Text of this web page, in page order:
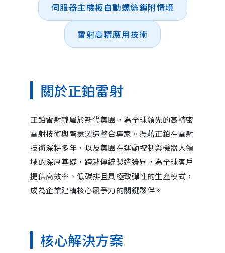
伺服器主機板自動螺絲鎖附情境
雷射高精應用技術
關於正鉑雷射
正鉑雷射隸屬於新代集團，為全球領先的高精密
雷射技術與智慧製造整合專家。憑藉正鉑在雷射
技術深耕多年，以及集團在運動控制與機器人領
域的深厚基礎，跨越傳統製造邊界，為全球客戶
提供高效率、低碳排且具極致彈性的生產模式，
成為企業建構核心競爭力的關鍵夥伴。
核心解決方案